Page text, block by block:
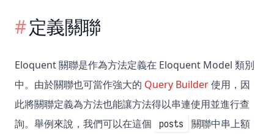
定義關聯
Eloquent 關聯是作為方法定義在 Eloquent Model 類別
中。由於關聯也可當作強大的 Query Builder使用，因
此將關聯定義為方法也能讓方法得以串連使用並進行查
詢。舉例來說，我們可以在這個
posts
關聯中串上額